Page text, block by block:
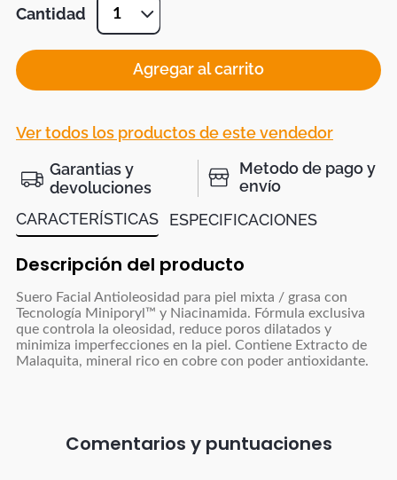
Cantidad 1
Agregar al carrito
Ver todos los productos de este vendedor
Garantias y
devoluciones
Metodo de pago y
envío
CARACTERÍSTICAS
ESPECIFICACIONES
Descripción del producto
Suero Facial Antioleosidad para piel mixta / grasa con
Tecnología Miniporyl™ y Niacinamida. Fórmula exclusiva
que controla la oleosidad, reduce poros dilatados y
minimiza imperfecciones en la piel. Contiene Extracto de
Malaquita, mineral rico en cobre con poder antioxidante.
Comentarios